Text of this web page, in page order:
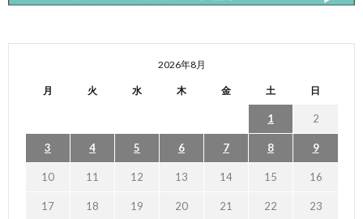
2026年8月
月 火 水 木 金 土 日
1 2
3 4 5 6 7 8 9
10 11 12 13 14 15 16
17 18 19 20 21 22 23